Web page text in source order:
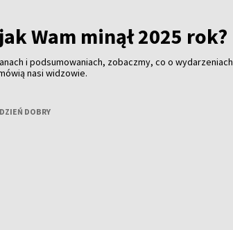
Wam minął 2025 rok?
i podsumowaniach, zobaczmy, co o wydarzeniach
nasi widzowie.
DOBRY